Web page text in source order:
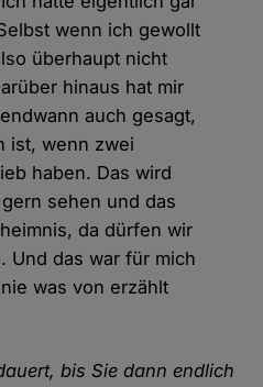
wenn ich gewollt
überhaupt nicht
hinaus hat mir
auch gesagt,
ist, wenn zwei
haben. Das wird
sehen und das
da dürfen wir
Und das war für mich
was von erzählt
bis Sie dann endlich